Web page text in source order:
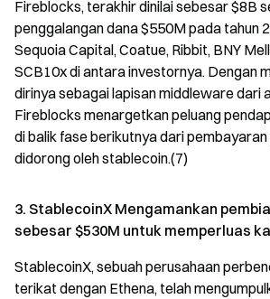
Fireblocks, terakhir dinilai sebesar $8B
penggalangan dana $550M pada tahun
Sequoia Capital, Coatue, Ribbit, BNY
SCB10x di antara investornya. Dengan
dirinya sebagai lapisan middleware dari
Fireblocks menargetkan peluang
di balik fase berikutnya dari
didorong oleh stablecoin.(7)
3. StablecoinX Mengamankan
sebesar $530M untuk memperluas
StablecoinX, sebuah perusahaan
terikat dengan Ethena, telah